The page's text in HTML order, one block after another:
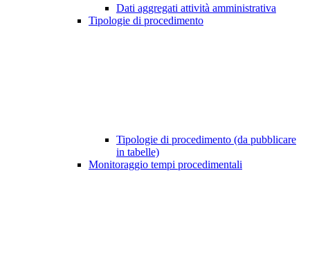
Dati aggregati attività amministrativa
Tipologie di procedimento
Tipologie di procedimento (da pubblicare
in tabelle)
Monitoraggio tempi procedimentali